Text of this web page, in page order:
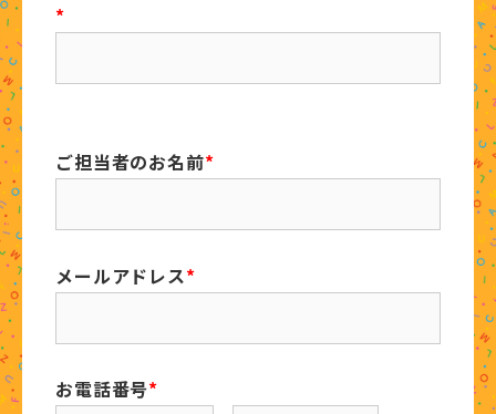
*
ご担当者のお名前*
メールアドレス*
お電話番号*